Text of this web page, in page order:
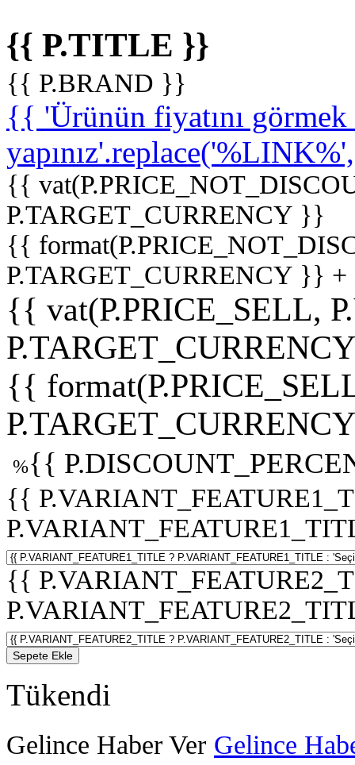
{{ P.TITLE }}
{{ P.BRAND }}
{{ 'Ürünün fiyatını
{{
P.TARGET_CURRENCY }}
{{
P.TARGET_CURRENCY }}
{{ vat(P.PRICE_SELL,
{{
%{{
{{
{{
Sepete Ekle
Tükendi
Gelince Haber Ver Gelince